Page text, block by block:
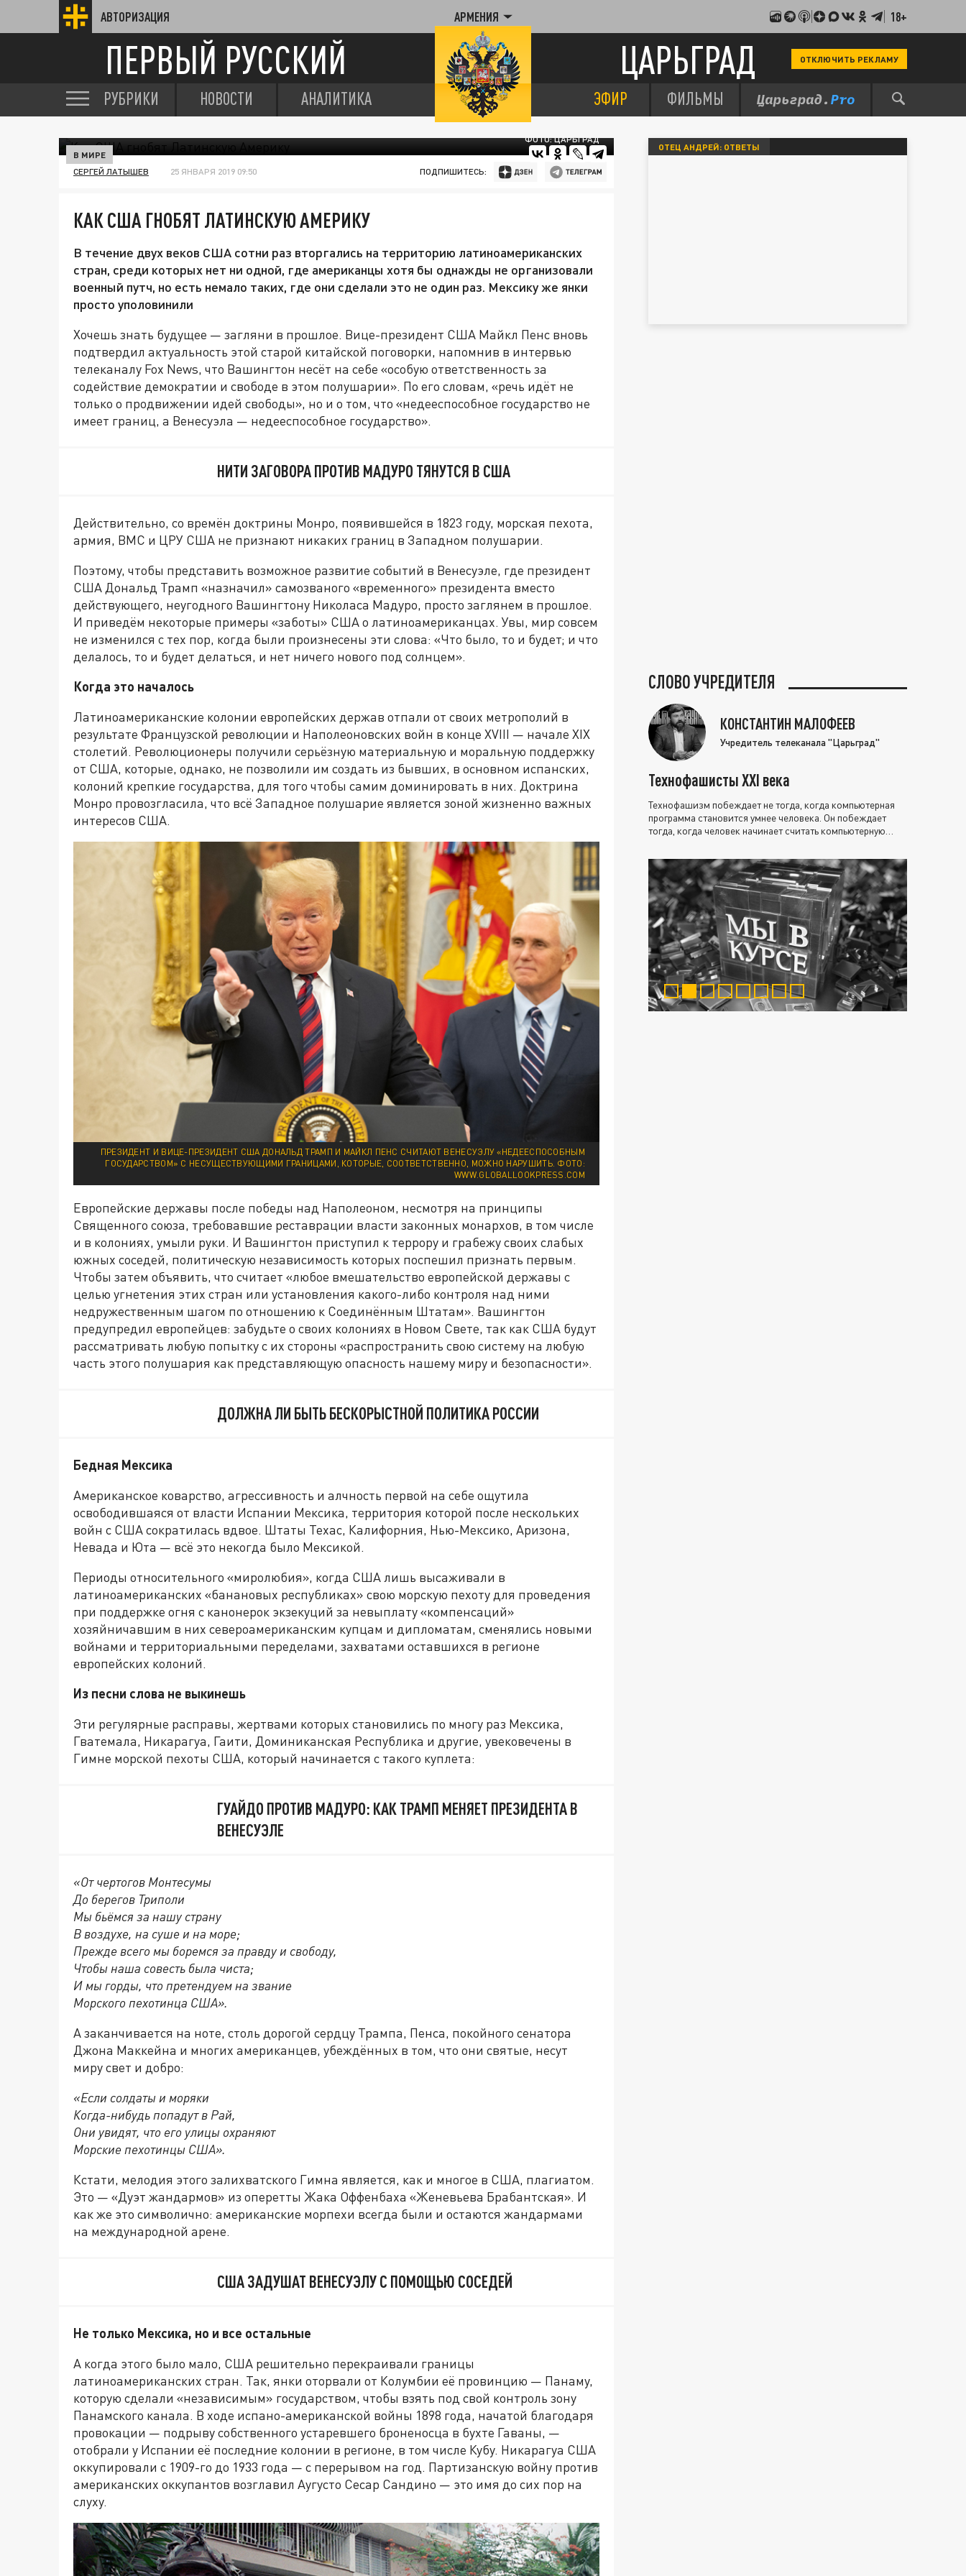
АВТОРИЗАЦИЯ АРМЕНИЯ 18+
ПЕРВЫЙ РУССКИЙ ЦАРЬГРАД ОТКЛЮЧИТЬ РЕКЛАМУ
РУБРИКИ НОВОСТИ АНАЛИТИКА ЭФИР ФИЛЬМЫ
ФОТО: ЦАРЬГРАД
В МИРЕ
СЕРГЕЙ ЛАТЫШЕВ 25 ЯНВАРЯ 2019 09:50 ПОДПИШИТЕСЬ:
КАК США ГНОБЯТ ЛАТИНСКУЮ АМЕРИКУ
В течение двух веков США сотни раз вторгались на территорию латиноамериканских
стран, среди которых нет ни одной, где американцы хотя бы однажды не организовали
военный путч, но есть немало таких, где они сделали это не один раз. Мексику же янки
просто уполовинили
Хочешь знать будущее — загляни в прошлое. Вице-президент США Майкл Пенс вновь
подтвердил актуальность этой старой китайской поговорки, напомнив в интервью
телеканалу Fox News, что Вашингтон несёт на себе «особую ответственность за
содействие демократии и свободе в этом полушарии». По его словам, «речь идёт не
только о продвижении идей свободы», но и о том, что «недееспособное государство не
имеет границ, а Венесуэла — недееспособное государство».
НИТИ ЗАГОВОРА ПРОТИВ МАДУРО ТЯНУТСЯ В США
Действительно, со времён доктрины Монро, появившейся в 1823 году, морская пехота,
армия, ВМС и ЦРУ США не признают никаких границ в Западном полушарии.
Поэтому, чтобы представить возможное развитие событий в Венесуэле, где президент
США Дональд Трамп «назначил» самозваного «временного» президента вместо
действующего, неугодного Вашингтону Николаса Мадуро, просто заглянем в прошлое.
И приведём некоторые примеры «заботы» США о латиноамериканцах. Увы, мир совсем
не изменился с тех пор, когда были произнесены эти слова: «Что было, то и будет; и что
делалось, то и будет делаться, и нет ничего нового под солнцем».
Когда это началось
Латиноамериканские колонии европейских держав отпали от своих метрополий в
результате Французской революции и Наполеоновских войн в конце XVIII — начале XIX
столетий. Революционеры получили серьёзную материальную и моральную поддержку
от США, которые, однако, не позволили им создать из бывших, в основном испанских,
колоний крепкие государства, для того чтобы самим доминировать в них. Доктрина
Монро провозгласила, что всё Западное полушарие является зоной жизненно важных
интересов США.
ПРЕЗИДЕНТ И ВИЦЕ-ПРЕЗИДЕНТ США ДОНАЛЬД ТРАМП И МАЙКЛ ПЕНС СЧИТАЮТ ВЕНЕСУЭЛУ «НЕДЕЕСПОСОБНЫМ
ГОСУДАРСТВОМ» С НЕСУЩЕСТВУЮЩИМИ ГРАНИЦАМИ, КОТОРЫЕ, СООТВЕТСТВЕННО, МОЖНО НАРУШИТЬ. ФОТО:
WWW.GLOBALLOOKPRESS.COM
Европейские державы после победы над Наполеоном, несмотря на принципы
Священного союза, требовавшие реставрации власти законных монархов, в том числе
и в колониях, умыли руки. И Вашингтон приступил к террору и грабежу своих слабых
южных соседей, политическую независимость которых поспешил признать первым.
Чтобы затем объявить, что считает «любое вмешательство европейской державы с
целью угнетения этих стран или установления какого-либо контроля над ними
недружественным шагом по отношению к Соединённым Штатам». Вашингтон
предупредил европейцев: забудьте о своих колониях в Новом Свете, так как США будут
рассматривать любую попытку с их стороны «распространить свою систему на любую
часть этого полушария как представляющую опасность нашему миру и безопасности».
ДОЛЖНА ЛИ БЫТЬ БЕСКОРЫСТНОЙ ПОЛИТИКА РОССИИ
Бедная Мексика
Американское коварство, агрессивность и алчность первой на себе ощутила
освободившаяся от власти Испании Мексика, территория которой после нескольких
войн с США сократилась вдвое. Штаты Техас, Калифорния, Нью-Мексико, Аризона,
Невада и Юта — всё это некогда было Мексикой.
Периоды относительного «миролюбия», когда США лишь высаживали в
латиноамериканских «банановых республиках» свою морскую пехоту для проведения
при поддержке огня с канонерок экзекуций за невыплату «компенсаций»
хозяйничавшим в них североамериканским купцам и дипломатам, сменялись новыми
войнами и территориальными переделами, захватами оставшихся в регионе
европейских колоний.
Из песни слова не выкинешь
Эти регулярные расправы, жертвами которых становились по многу раз Мексика,
Гватемала, Никарагуа, Гаити, Доминиканская Республика и другие, увековечены в
Гимне морской пехоты США, который начинается с такого куплета:
ГУАЙДО ПРОТИВ МАДУРО: КАК ТРАМП МЕНЯЕТ ПРЕЗИДЕНТА В
ВЕНЕСУЭЛЕ
«От чертогов Монтесумы
До берегов Триполи
Мы бьёмся за нашу страну
В воздухе, на суше и на море;
Прежде всего мы боремся за правду и свободу,
Чтобы наша совесть была чиста;
И мы горды, что претендуем на звание
Морского пехотинца США».
А заканчивается на ноте, столь дорогой сердцу Трампа, Пенса, покойного сенатора
Джона Маккейна и многих американцев, убеждённых в том, что они святые, несут
миру свет и добро:
«Если солдаты и моряки
Когда-нибудь попадут в Рай,
Они увидят, что его улицы охраняют
Морские пехотинцы США».
Кстати, мелодия этого залихватского Гимна является, как и многое в США, плагиатом.
Это — «Дуэт жандармов» из оперетты Жака Оффенбаха «Женевьева Брабантская». И
как же это символично: американские морпехи всегда были и остаются жандармами
на международной арене.
США ЗАДУШАТ ВЕНЕСУЭЛУ С ПОМОЩЬЮ СОСЕДЕЙ
Не только Мексика, но и все остальные
А когда этого было мало, США решительно перекраивали границы
латиноамериканских стран. Так, янки оторвали от Колумбии её провинцию — Панаму,
которую сделали «независимым» государством, чтобы взять под свой контроль зону
Панамского канала. В ходе испано-американской войны 1898 года, начатой благодаря
провокации — подрыву собственного устаревшего броненосца в бухте Гаваны, —
отобрали у Испании её последние колонии в регионе, в том числе Кубу. Никарагуа США
оккупировали с 1909-го до 1933 года — с перерывом на год. Партизанскую войну против
американских оккупантов возглавил Аугусто Сесар Сандино — это имя до сих пор на
слуху.
ОТЕЦ АНДРЕЙ: ОТВЕТЫ
СЛОВО УЧРЕДИТЕЛЯ
КОНСТАНТИН МАЛОФЕЕВ
Учредитель телеканала "Царьград"
Технофашисты XXI века
Технофашизм побеждает не тогда, когда компьютерная
программа становится умнее человека. Он побеждает
тогда, когда человек начинает считать компьютерную